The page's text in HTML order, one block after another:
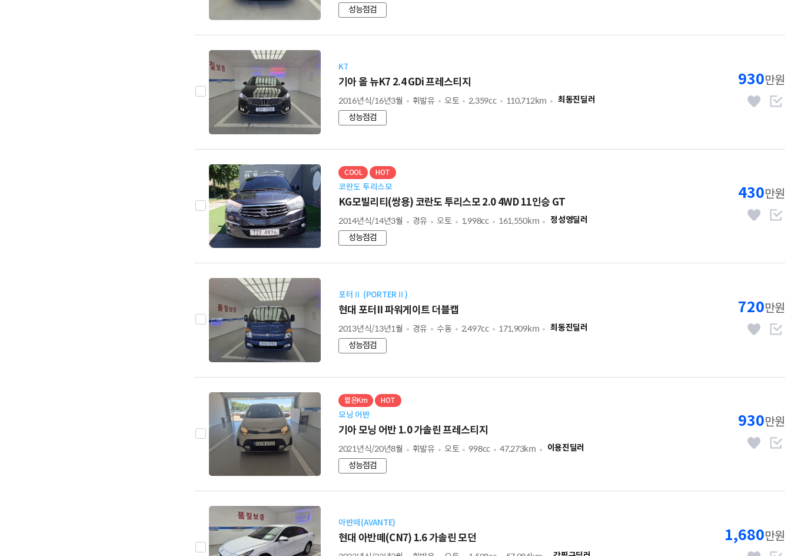
성능점검
K7
기아 올 뉴K7 2.4 GDi 프레스티지
2016년식/16년3월 휘발유 오토 2,359cc 110,712km
최동진딜러
성능점검
930만원
COOL HOT
코란도 투리스모
KG모빌리티(쌍용) 코란도 투리스모 2.0 4WD 11인승 GT
2014년식/14년3월 경유 오토 1,998cc 161,550km
정성영딜러
성능점검
430만원
포터Ⅱ (PORTERⅡ)
현대 포터II 파워게이트 더블캡
2013년식/13년1월 경유 수동 2,497cc 171,909km
최동진딜러
성능점검
720만원
짧은Km HOT
모닝 어반
기아 모닝 어반 1.0 가솔린 프레스티지
2021년식/20년8월 휘발유 오토 998cc 47,273km
이용진딜러
성능점검
930만원
아반떼(AVANTE)
현대 아반떼(CN7) 1.6 가솔린 모던 1,680만원